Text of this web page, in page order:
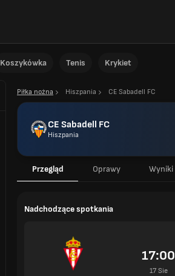
Koszykówka Tenis Krykiet
Piłka nożna Hiszpania CE Sabadell FC
CE Sabadell FC
Hiszpania
Przegląd Oprawy Wyniki
Nadchodzące spotkania
17:00
17 Sie